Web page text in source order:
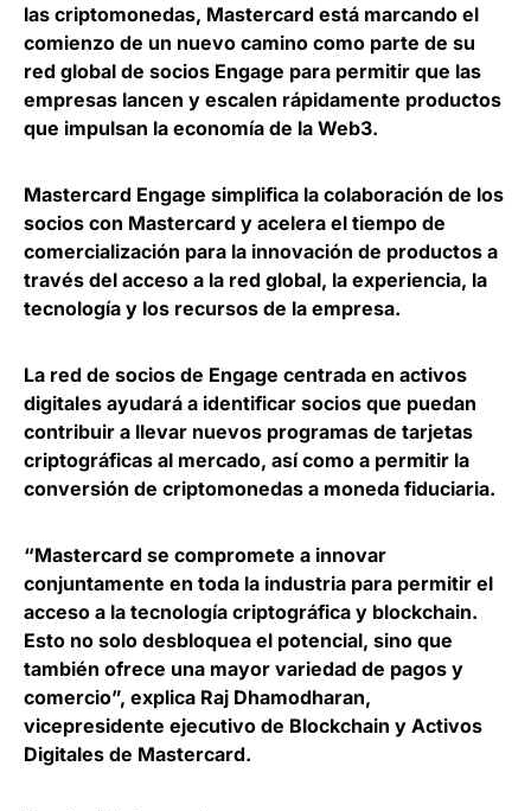
las criptomonedas, Mastercard está marcando el
comienzo de un nuevo camino como parte de su
red global de socios Engage para permitir que las
empresas lancen y escalen rápidamente productos
que impulsan la economía de la Web3.
Mastercard Engage simplifica la colaboración de los
socios con Mastercard y acelera el tiempo de
comercialización para la innovación de productos a
través del acceso a la red global, la experiencia, la
tecnología y los recursos de la empresa.
La red de socios de Engage centrada en activos
digitales ayudará a identificar socios que puedan
contribuir a llevar nuevos programas de tarjetas
criptográficas al mercado, así como a permitir la
conversión de criptomonedas a moneda fiduciaria.
“Mastercard se compromete a innovar
conjuntamente en toda la industria para permitir el
acceso a la tecnología criptográfica y blockchain.
Esto no solo desbloquea el potencial, sino que
también ofrece una mayor variedad de pagos y
comercio”, explica Raj Dhamodharan,
vicepresidente ejecutivo de Blockchain y Activos
Digitales de Mastercard.